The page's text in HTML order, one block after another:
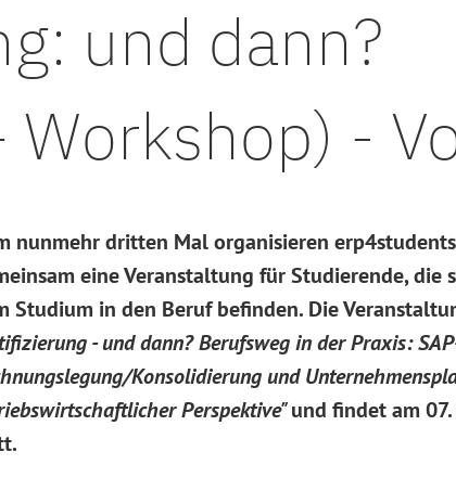
und dann?
-
nunmehr dritten Mal organisieren
eine Veranstaltung für Studierende, die
Studium in den Beruf befinden. Die
- und dann? Berufsweg in der Praxis:
Konsolidierung und
Perspektive"und findet am